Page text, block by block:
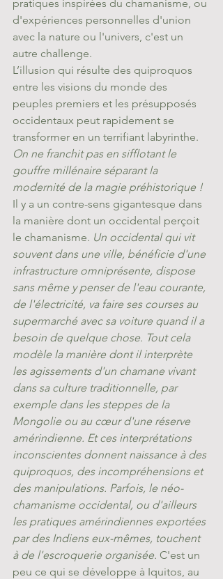
pratiques inspirées du chamanisme, ou
d'expériences personnelles d'union
avec la nature ou l'univers, c'est un
autre challenge.
L’illusion qui résulte des quiproquos
entre les visions du monde des
peuples premiers et les présupposés
occidentaux peut rapidement se
transformer en un terrifiant labyrinthe.
On ne franchit pas en sifflotant le
gouffre millénaire séparant la
modernité de la magie préhistorique !
Il y a un contre-sens gigantesque dans
la manière dont un occidental perçoit
le chamanisme. Un occidental qui vit
souvent dans une ville, bénéficie d'une
infrastructure omniprésente, dispose
sans même y penser de l'eau courante,
de l'électricité, va faire ses courses au
supermarché avec sa voiture quand il a
besoin de quelque chose. Tout cela
modèle la manière dont il interprète
les agissements d'un chamane vivant
dans sa culture traditionnelle, par
exemple dans les steppes de la
Mongolie ou au cœur d'une réserve
amérindienne. Et ces interprétations
inconscientes donnent naissance à des
quiproquos, des incompréhensions et
des manipulations. Parfois, le néo-
chamanisme occidental, ou d'ailleurs
les pratiques amérindiennes exportées
par des Indiens eux-mêmes, touchent
à de l'escroquerie organisée. C'est un
peu ce qui se développe à Iquitos, au